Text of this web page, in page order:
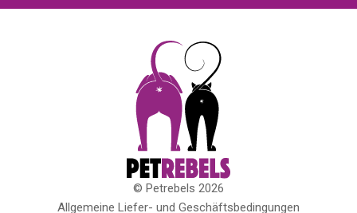
© Petrebels 2026
Allgemeine Liefer- und Geschäftsbedingungen